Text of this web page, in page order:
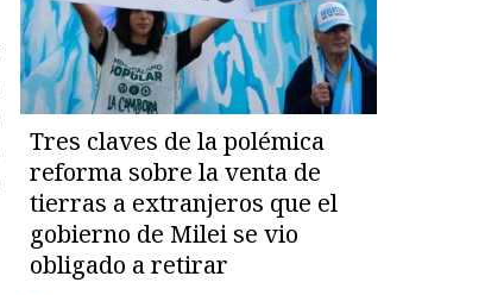
Tres claves de la polémica
reforma sobre la venta de
tierras a extranjeros que el
gobierno de Milei se vio
obligado a retirar